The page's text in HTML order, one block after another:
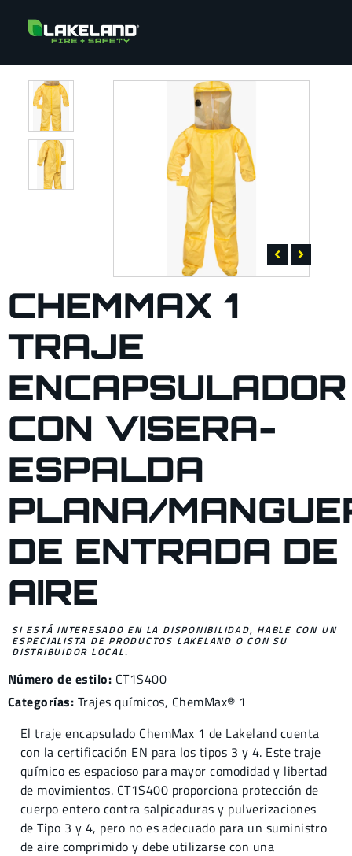
CHEMMAX 1
TRAJE
ENCAPSULADOR
CON VISERA-
ESPALDA
PLANA/
DE ENTRADA DE
AIRE
SI ESTÁ INTERESADO EN LA DISPONIBILIDAD, HABLE CON UN
ESPECIALISTA DE PRODUCTOS LAKELAND O CON SU
DISTRIBUIDOR LOCAL.
Número de estilo: CT1S400
Categorías: Trajes químicos, ChemMax® 1
El traje encapsulado ChemMax 1 de Lakeland cuenta
con la certificación EN para los tipos 3 y 4. Este traje
químico es espacioso para mayor comodidad y libertad
de movimientos. CT1S400 proporciona protección de
cuerpo entero contra salpicaduras y pulverizaciones
de Tipo 3 y 4, pero no es adecuado para un suministro
de aire comprimido y debe utilizarse con una